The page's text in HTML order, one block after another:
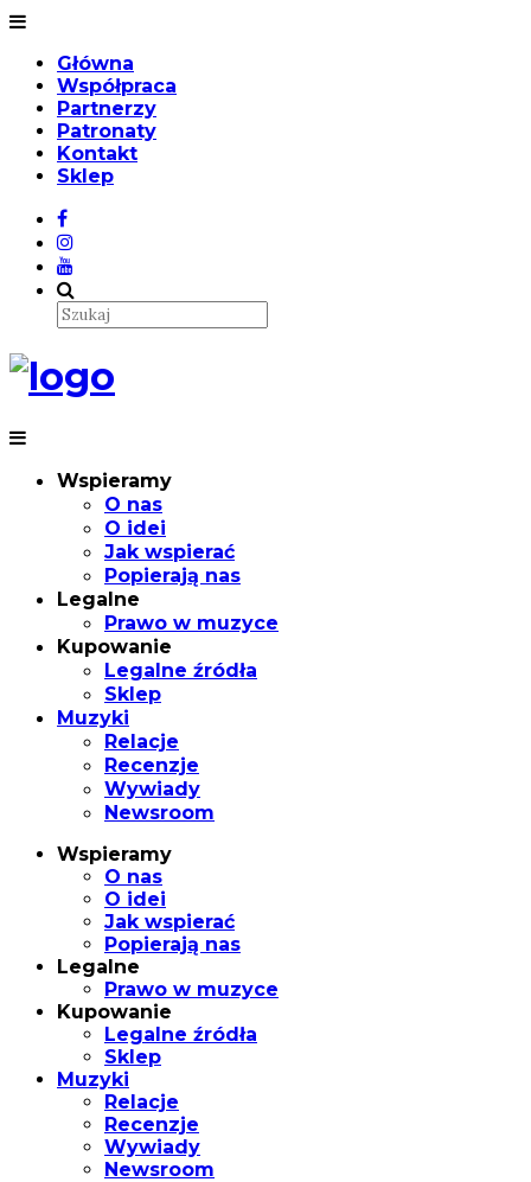
Główna
Współpraca
Partnerzy
Patronaty
Kontakt
Sklep
Wspieramy
O nas
O idei
Jak wspierać
Popierają nas
Legalne
Prawo w muzyce
Kupowanie
Legalne źródła
Sklep
Muzyki
Relacje
Recenzje
Wywiady
Newsroom
Wspieramy
O nas
O idei
Jak wspierać
Popierają nas
Legalne
Prawo w muzyce
Kupowanie
Legalne źródła
Sklep
Muzyki
Relacje
Recenzje
Wywiady
Newsroom